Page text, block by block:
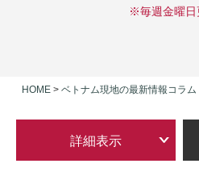
※毎週金曜日
HOME > ベトナム現地の最新情報コラム
詳細表示